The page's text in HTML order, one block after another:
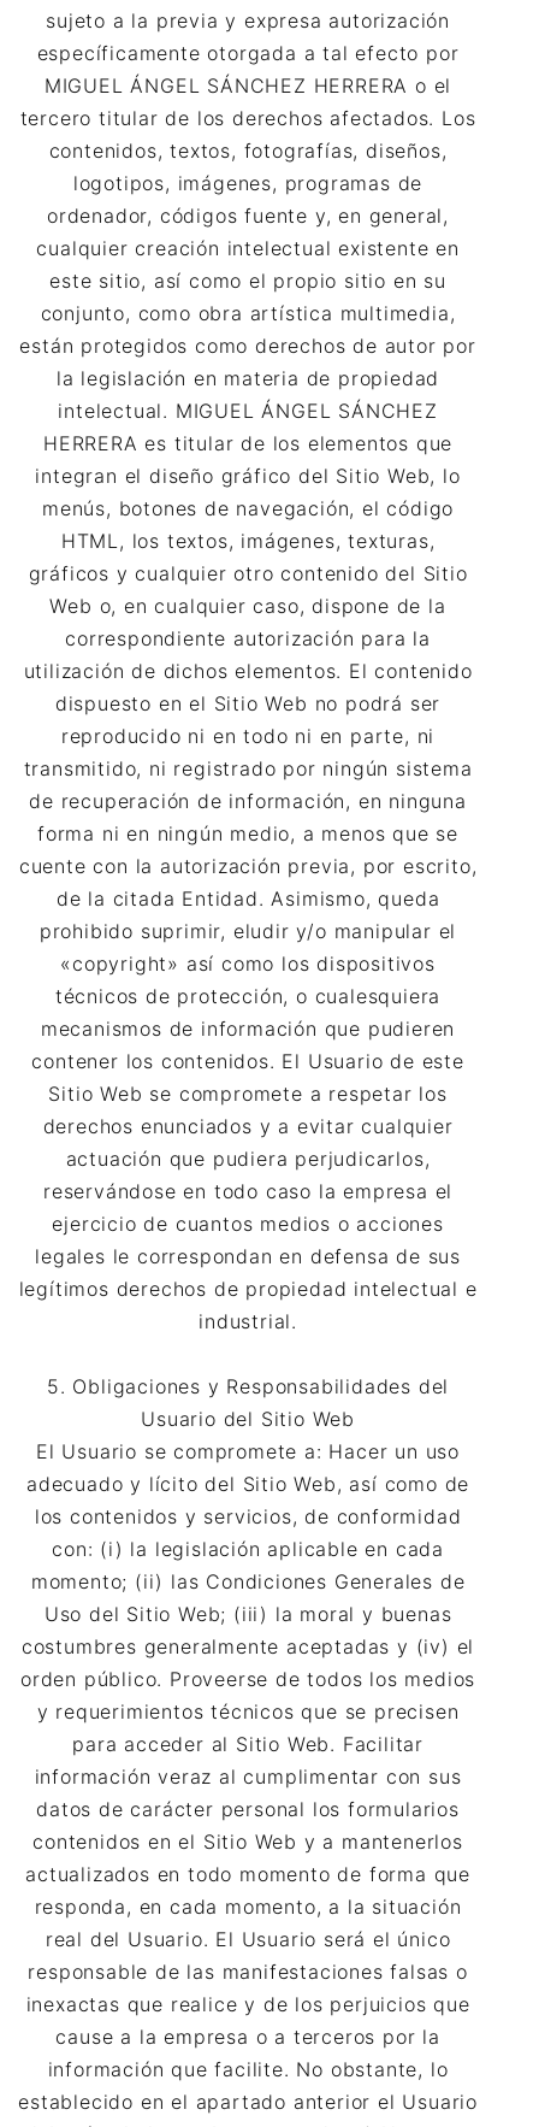
sujeto a la previa y expresa autorización
específicamente otorgada a tal efecto por
MIGUEL ÁNGEL SÁNCHEZ HERRERA o el
tercero titular de los derechos afectados. Los
contenidos, textos, fotografías, diseños,
logotipos, imágenes, programas de
ordenador, códigos fuente y, en general,
cualquier creación intelectual existente en
este sitio, así como el propio sitio en su
conjunto, como obra artística multimedia,
están protegidos como derechos de autor por
la legislación en materia de propiedad
intelectual. MIGUEL ÁNGEL SÁNCHEZ
HERRERA es titular de los elementos que
integran el diseño gráfico del Sitio Web, lo
menús, botones de navegación, el código
HTML, los textos, imágenes, texturas,
gráficos y cualquier otro contenido del Sitio
Web o, en cualquier caso, dispone de la
correspondiente autorización para la
utilización de dichos elementos. El contenido
dispuesto en el Sitio Web no podrá ser
reproducido ni en todo ni en parte, ni
transmitido, ni registrado por ningún sistema
de recuperación de información, en ninguna
forma ni en ningún medio, a menos que se
cuente con la autorización previa, por escrito,
de la citada Entidad. Asimismo, queda
prohibido suprimir, eludir y/o manipular el
«copyright» así como los dispositivos
técnicos de protección, o cualesquiera
mecanismos de información que pudieren
contener los contenidos. El Usuario de este
Sitio Web se compromete a respetar los
derechos enunciados y a evitar cualquier
actuación que pudiera perjudicarlos,
reservándose en todo caso la empresa el
ejercicio de cuantos medios o acciones
legales le correspondan en defensa de sus
legítimos derechos de propiedad intelectual e
industrial.
5. Obligaciones y Responsabilidades del
Usuario del Sitio Web
El Usuario se compromete a: Hacer un uso
adecuado y lícito del Sitio Web, así como de
los contenidos y servicios, de conformidad
con: (i) la legislación aplicable en cada
momento; (ii) las Condiciones Generales de
Uso del Sitio Web; (iii) la moral y buenas
costumbres generalmente aceptadas y (iv) el
orden público. Proveerse de todos los medios
y requerimientos técnicos que se precisen
para acceder al Sitio Web. Facilitar
información veraz al cumplimentar con sus
datos de carácter personal los formularios
contenidos en el Sitio Web y a mantenerlos
actualizados en todo momento de forma que
responda, en cada momento, a la situación
real del Usuario. El Usuario será el único
responsable de las manifestaciones falsas o
inexactas que realice y de los perjuicios que
cause a la empresa o a terceros por la
información que facilite. No obstante, lo
establecido en el apartado anterior el Usuario